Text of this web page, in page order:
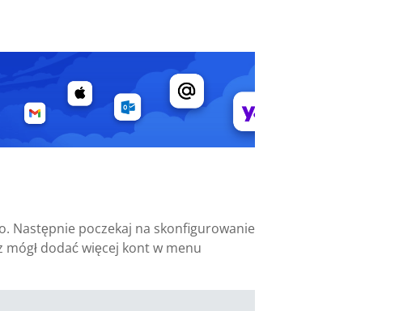
Następnie poczekaj na skonfigurowanie
mógł dodać więcej kont w menu